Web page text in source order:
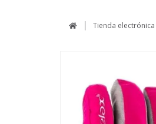
Tienda electrónica